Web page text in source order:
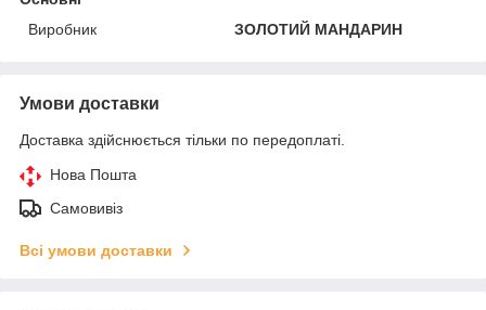
Виробник
ЗОЛОТИЙ МАНДАРИН
Умови доставки
Доставка здійснюється тільки по передоплаті.
Нова Пошта
Самовивіз
Всі умови доставки